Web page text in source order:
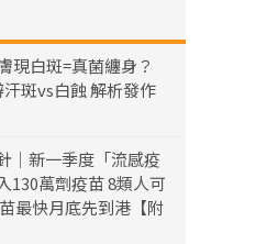
現白斑=真菌纏身？
斑vs白蝕 解析發作
｜新一季度「流感疫
130萬劑疫苗 8類人可
最快月底先到港【附